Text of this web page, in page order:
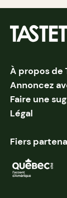
À propos de
Annoncez
Faire une
Légal
Fiers